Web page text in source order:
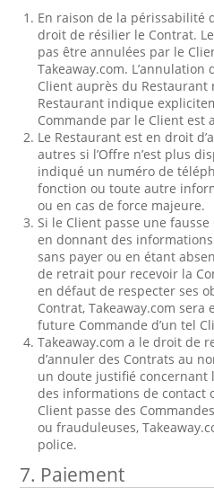
En raison de la périssabilité
droit de résilier le Contrat.
pas être annulées par le
Takeaway.com.
Client auprès du Restaurant
Restaurant indique
Commande par le Client est
Le Restaurant est en droit
autres si l’Offre n’est plus
indiqué un numéro de
fonction ou toute autre
ou en cas de force majeure.
Si le Client passe une
en donnant des
sans payer ou en étant
de retrait pour recevoir la
en défaut de respecter ses
Contrat, Takeaway.com
future Commande d’un tel
Takeaway.com a le droit de
d’annuler des Contrats au
un doute justifié concernant
des informations de contact
Client passe des
ou frauduleuses,
police.
7. Paiement